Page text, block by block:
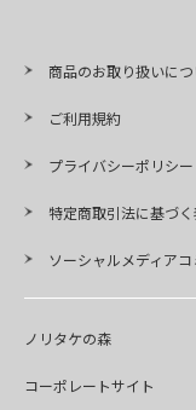
商品のお取り扱いに
ご利用規約
プライバシーポリシー
特定商取引法に基づ
ソーシャルメディア
ノリタケの森
コーポレートサイト